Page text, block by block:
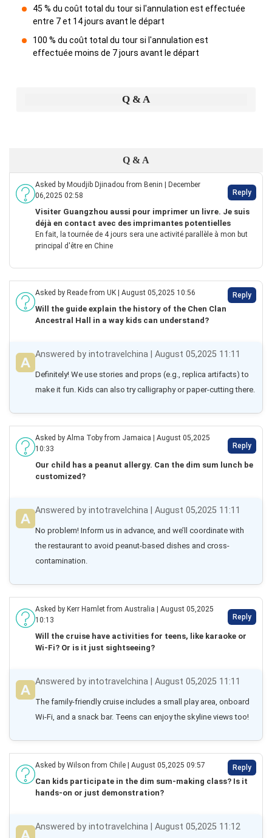
45 % du coût total du tour si l'annulation est effectuée
entre 7 et 14 jours avant le départ
100 % du coût total du tour si l'annulation est
effectuée moins de 7 jours avant le départ
Q & A
Q & A
Asked by Moudjib Djinadou from Benin | December
06,2025 02:58
Reply
Visiter Guangzhou aussi pour imprimer un livre. Je suis
déjà en contact avec des imprimantes potentielles
En fait, la tournée de 4 jours sera une activité parallèle à mon but
principal d'être en Chine
Asked by Reade from UK | August 05,2025 10:56 Reply
Will the guide explain the history of the Chen Clan
Ancestral Hall in a way kids can understand?
Answered by intotravelchina | August 05,2025 11:11
Definitely! We use stories and props (e.g., replica artifacts) to
make it fun. Kids can also try calligraphy or paper-cutting there.
Asked by Alma Toby from Jamaica | August 05,2025
10:33
Reply
Our child has a peanut allergy. Can the dim sum lunch be
customized?
Answered by intotravelchina | August 05,2025 11:11
No problem! Inform us in advance, and we’ll coordinate with
the restaurant to avoid peanut-based dishes and cross-
contamination.
Asked by Kerr Hamlet from Australia | August 05,2025
10:13
Reply
Will the cruise have activities for teens, like karaoke or
Wi-Fi? Or is it just sightseeing?
Answered by intotravelchina | August 05,2025 11:11
The family-friendly cruise includes a small play area, onboard
Wi-Fi, and a snack bar. Teens can enjoy the skyline views too!
Asked by Wilson from Chile | August 05,2025 09:57 Reply
Can kids participate in the dim sum-making class? Is it
hands-on or just demonstration?
Answered by intotravelchina | August 05,2025 11:12